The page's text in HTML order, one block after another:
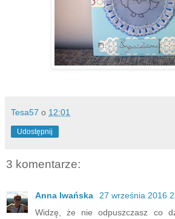
Tesa57 o 12:01
Udostępnij
3 komentarze:
Anna Iwańska
27 września 2016
Widzę, że nie odpuszczasz co